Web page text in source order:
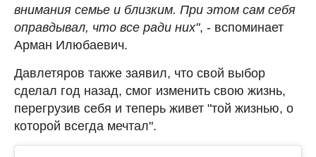
внимания семье и близким. При этом сам себя
оправдывал, что все ради них", - вспоминает
Арман Илюбаевич.
Давлетяров также заявил, что свой выбор
сделал год назад, смог изменить свою жизнь,
перегрузив себя и теперь живет "той жизнью, о
которой всегда мечтал".